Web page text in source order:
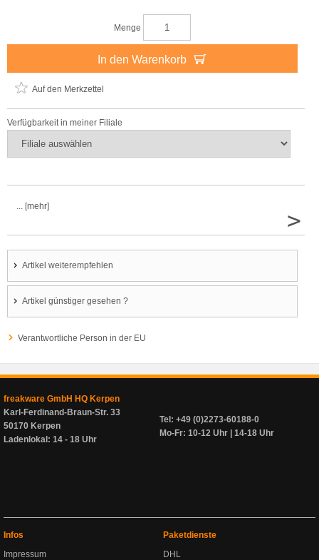
Menge
In den Warenkorb
Auf den Merkzettel
Verfügbarkeit in meiner Filiale
... [mehr]
>
Artikel weiterempfehlen
Artikel günstiger gesehen ?
Verantwortliche Person in der EU
freakware GmbH HQ Kerpen
Karl-Ferdinand-Braun-Str. 33
50170 Kerpen
Ladenlokal: 14 - 18 Uhr
Tel: +49 (0)2273-60188-0
Mo-Fr: 10-12 Uhr | 14-18 Uhr
Infos
Impressum
Paketdienste
DHL